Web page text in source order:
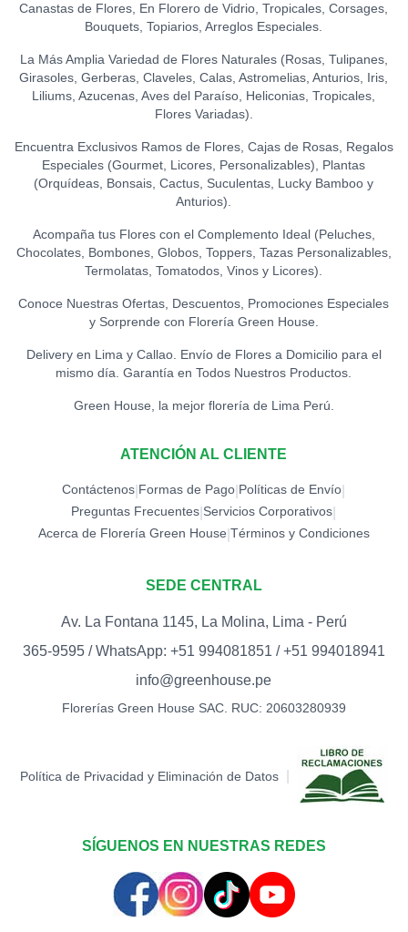
Canastas de Flores, En Florero de Vidrio, Tropicales, Corsages,
Bouquets, Topiarios, Arreglos Especiales.
La Más Amplia Variedad de Flores Naturales (Rosas, Tulipanes,
Girasoles, Gerberas, Claveles, Calas, Astromelias, Anturios, Iris,
Liliums, Azucenas, Aves del Paraíso, Heliconias, Tropicales,
Flores Variadas).
Encuentra Exclusivos Ramos de Flores, Cajas de Rosas, Regalos
Especiales (Gourmet, Licores, Personalizables), Plantas
(Orquídeas, Bonsais, Cactus, Suculentas, Lucky Bamboo y
Anturios).
Acompaña tus Flores con el Complemento Ideal (Peluches,
Chocolates, Bombones, Globos, Toppers, Tazas Personalizables,
Termolatas, Tomatodos, Vinos y Licores).
Conoce Nuestras Ofertas, Descuentos, Promociones Especiales
y Sorprende con Florería Green House.
Delivery en Lima y Callao. Envío de Flores a Domicilio para el
mismo día. Garantía en Todos Nuestros Productos.
Green House, la mejor florería de Lima Perú.
ATENCIÓN AL CLIENTE
Contáctenos Formas de Pago Políticas de Envío
Preguntas Frecuentes Servicios Corporativos
Acerca de Florería Green House Términos y Condiciones
SEDE CENTRAL
Av. La Fontana 1145, La Molina, Lima - Perú
365-9595 / WhatsApp: +51 994081851 / +51 994018941
info@greenhouse.pe
Florerías Green House SAC. RUC: 20603280939
Política de Privacidad y Eliminación de Datos
SÍGUENOS EN NUESTRAS REDES